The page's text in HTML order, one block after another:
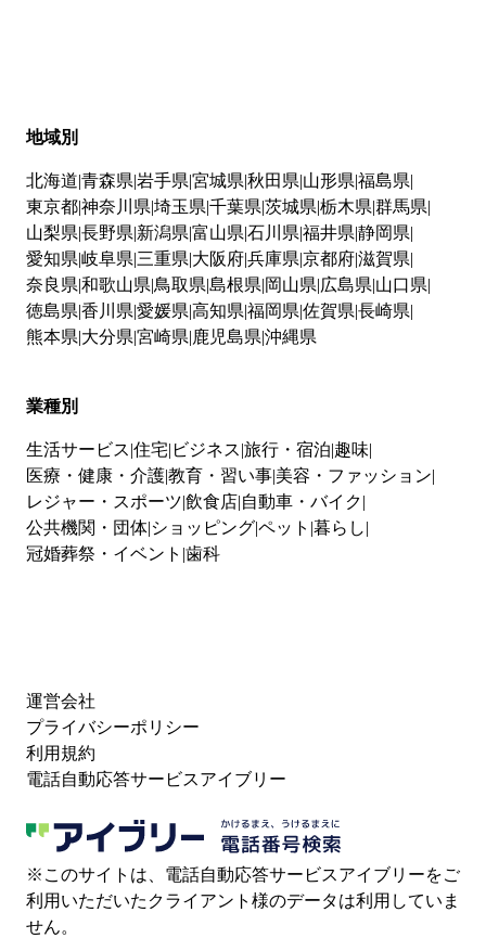
地域別
北海道 青森県 岩手県 宮城県 秋田県 山形県 福島県
東京都神奈川県 埼玉県 千葉県 茨城県 栃木県 群馬県
山梨県 長野県 新潟県 富山県 石川県 福井県 静岡県
愛知県 岐阜県 三重県 大阪府兵庫県 京都府滋賀県
奈良県 和歌山県 鳥取県 島根県 岡山県 広島県 山口県
徳島県 香川県 愛媛県 高知県 福岡県 佐賀県 長崎県
熊本県 大分県 宮崎県 鹿児島県 沖縄県
業種別
生活サービス 住宅 ビジネス 旅行・宿泊 趣味
医療・健康・介護教育・習い事 美容・ファッション
レジャー・スポーツ 飲食店 自動車・バイク
公共機関・団体 ショッピングペット 暮らし
冠婚葬祭・イベント 歯科
運営会社
プライバシーポリシー
利用規約
電話自動応答サービスアイブリー
※このサイトは、電話自動応答サービスアイブリーをご
利用いただいたクライアント様のデータは利用していま
せん。